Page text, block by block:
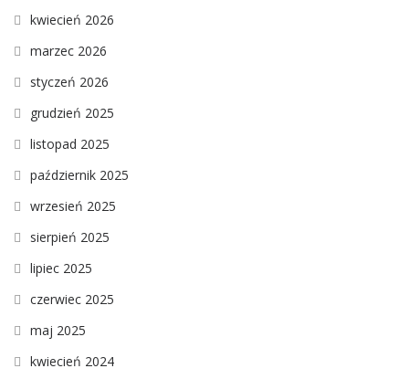
kwiecień 2026
marzec 2026
styczeń 2026
grudzień 2025
listopad 2025
październik 2025
wrzesień 2025
sierpień 2025
lipiec 2025
czerwiec 2025
maj 2025
kwiecień 2024